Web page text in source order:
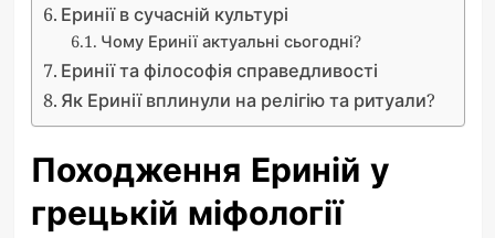
Еринії в сучасній культурі
Чому Еринії актуальні сьогодні?
Еринії та філософія справедливості
Як Еринії вплинули на релігію та ритуали?
Походження Ериній у
грецькій міфології